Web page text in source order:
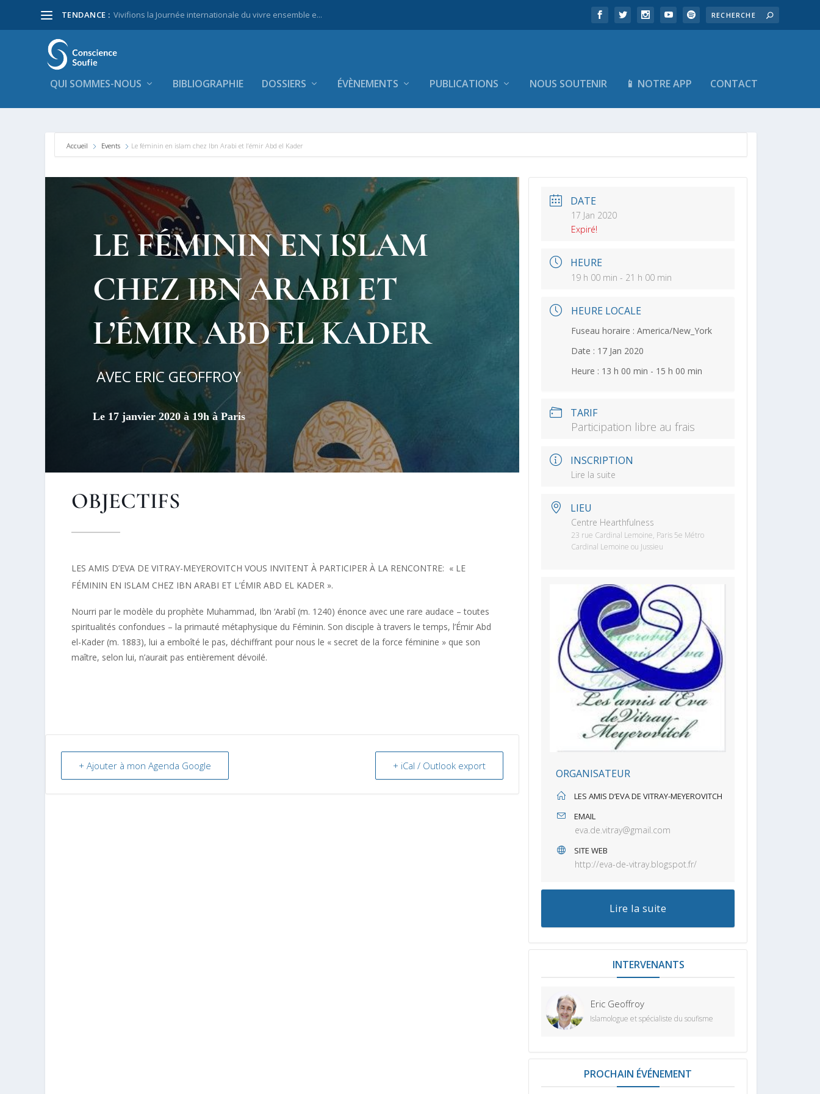
TENDANCE : Vivifions la Journée internationale du vivre ensemble e...
QUI SOMMES-NOUS BIBLIOGRAPHIE DOSSIERS ÉVÈNEMENTS PUBLICATIONS NOUS SOUTENIR 📱 NOTRE APP CONTACT
Accueil Events Le féminin en islam chez Ibn Arabi et l’émir Abd el Kader
LE FÉMININ EN ISLAM
CHEZ IBN ARABI ET
L’ÉMIR ABD EL KADER
AVEC ERIC GEOFFROY
Le 17 janvier 2020 à 19h à Paris
OBJECTIFS
LES AMIS D’EVA DE VITRAY-MEYEROVITCH VOUS INVITENT À PARTICIPER À LA RENCONTRE: « LE
FÉMININ EN ISLAM CHEZ IBN ARABI ET L’ÉMIR ABD EL KADER ».
Nourri par le modèle du prophète Muhammad, Ibn ‘Arabî (m. 1240) énonce avec une rare audace – toutes
spiritualités confondues – la primauté métaphysique du Féminin. Son disciple à travers le temps, l’Émir Abd
el-Kader (m. 1883), lui a emboîté le pas, déchiffrant pour nous le « secret de la force féminine » que son
maître, selon lui, n’aurait pas entièrement dévoilé.
+ Ajouter à mon Agenda Google + iCal / Outlook export
DATE
17 Jan 2020
Expiré!
HEURE
19 h 00 min - 21 h 00 min
HEURE LOCALE
Fuseau horaire :America/New_York
Date : 17 Jan 2020
Heure : 13 h 00 min - 15 h 00 min
TARIF
Participation libre au frais
INSCRIPTION
Lire la suite
LIEU
Centre Hearthfulness
23 rue Cardinal Lemoine, Paris 5e Métro
Cardinal Lemoine ou Jussieu
ORGANISATEUR
LES AMIS D’EVA DE VITRAY-MEYEROVITCH
EMAIL
eva.de.vitray@gmail.com
SITE WEB
http://eva-de-vitray.blogspot.fr/
Lire la suite
INTERVENANT
Eric Geoffroy
Islamologue et spécialiste du soufisme
PROCHAIN ÉVÉNEMENT